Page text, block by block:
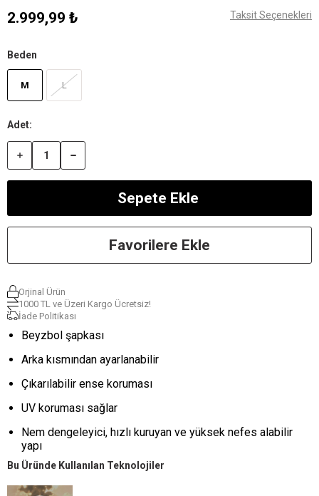
2.999,99 ₺ Taksit Seçenekleri
Beden
M L
Favorilere Ekle
Orjinal Ürün
1000 TL ve Üzeri Kargo Ücretsiz!
İade Politikası
Beyzbol şapkası
Arka kısmından ayarlanabilir
Çıkarılabilir ense koruması
UV koruması sağlar
Nem dengeleyici, hızlı kuruyan ve yüksek nefes alabilir
yapı
Bu Üründe Kullanılan Teknolojiler